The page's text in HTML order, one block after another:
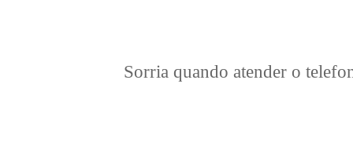
Sorria quando atender o